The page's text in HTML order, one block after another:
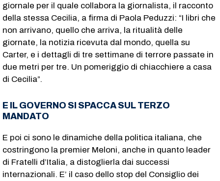
giornale per il quale collabora la giornalista, il racconto
della stessa Cecilia, a firma di Paola Peduzzi: “I libri che
non arrivano, quello che arriva, la ritualità delle
giornate, la notizia ricevuta dal mondo, quella su
Carter, e i dettagli di tre settimane di terrore passate in
due metri per tre. Un pomeriggio di chiacchiere a casa
di Cecilia”.
E IL GOVERNO SI SPACCA SUL TERZO
MANDATO
E poi ci sono le dinamiche della politica italiana, che
costringono la premier Meloni, anche in quanto leader
di Fratelli d’Italia, a distoglierla dai successi
internazionali. E’ il caso dello stop del Consiglio dei